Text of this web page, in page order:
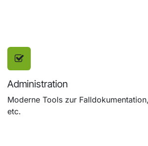
Administration
Moderne Tools zur
etc.